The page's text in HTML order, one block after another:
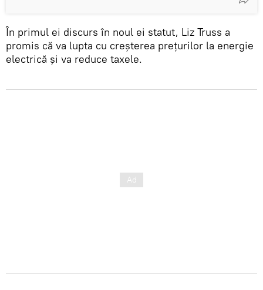
În primul ei discurs în noul ei statut, Liz Truss a
promis că va lupta cu creșterea prețurilor la energie
electrică și va reduce taxele.